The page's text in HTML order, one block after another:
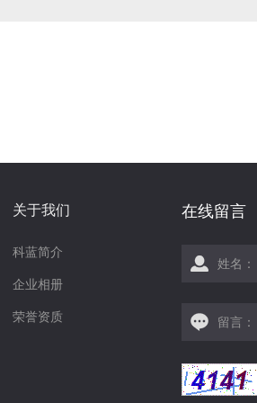
关于我们
科蓝简介
企业相册
荣誉资质
在线留言